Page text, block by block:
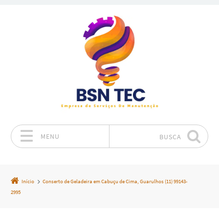
MENU BUSCA
Início
Conserto de Geladeira em Cabuçu de Cima, Guarulhos (11) 99143-
2995